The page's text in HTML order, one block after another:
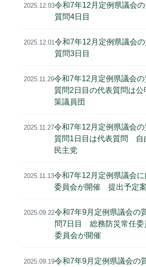
2025.12.03令和7年12月定例県議会
質問4日目
2025.12.01令和7年12月定例県議会
質問3日目
2025.11.29令和7年12月定例県議会
質問2日目の代表質問は公
策議員団
2025.11.27令和7年12月定例県議会
質問1日目は代表質問 自
民主党
2025.11.13令和7年12月定例県議会
委員会が開催 提出予定
2025.09.22令和7年9月定例県議会の
問7日目 総務防災常任委
委員会が開催
2025.09.19令和7年9月定例県議会の